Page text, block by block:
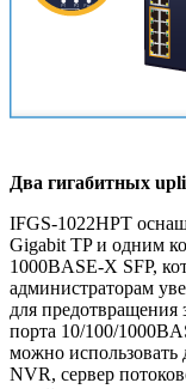
Два гигабитных
IFGS-1022HPT
Gigabit TP и одним
1000BASE-X SFP,
администраторам
для предотвращения
порта 10/100/
можно использовать
NVR, сервер